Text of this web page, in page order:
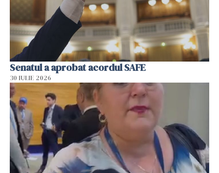
Senatul a aprobat acordul SAFE
30 IULIE 2026